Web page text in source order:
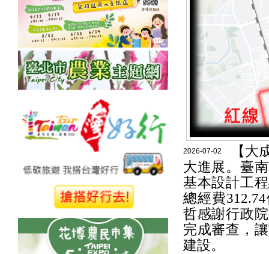
2026-07-02
【大
大進展。臺
基本設計工
總經費
哲感謝行政
完成審查，
建設。